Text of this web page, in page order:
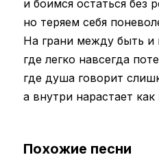
и боимся остаться без
но теряем себя
На грани между быть и
где легко навсегда
где душа говорит
а внутри нарастает как
Похожие песни